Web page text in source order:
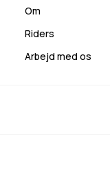
Om
Riders
Arbejd med os